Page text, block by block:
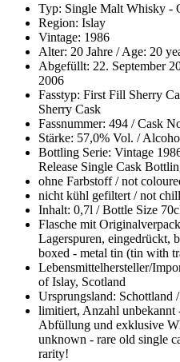
Typ: Single Malt Whisky -
Region: Islay
Vintage: 1986
Alter: 20 Jahre / Age: 20
Abgefüllt: 22. September
2006
Fasstyp: First Fill Sherry
Sherry Cask
Fassnummer: 494 / Cask
Stärke: 57,0% Vol. /
Bottling Serie: Vintage
Release Single Cask
ohne Farbstoff / not
nicht kühl gefiltert / not
Inhalt: 0,7l / Bottle Size
Flasche mit
Lagerspuren, eingedrückt,
boxed - metal tin (tin with
Lebensmittelhersteller/
of Islay, Scotland
Ursprungsland:
limitiert, Anzahl unbekannt
Abfüllung und exklusive
unknown - rare old single
rarity!